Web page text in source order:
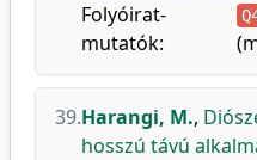
Folyóirat-
mutatók:
39.Harangi, M.,
hosszú távú